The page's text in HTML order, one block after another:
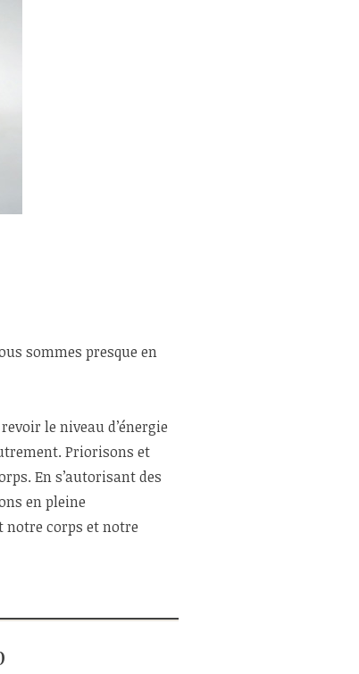
sommes presque en
le niveau d’énergie
Priorisons et
En s’autorisant des
en pleine
notre corps et notre